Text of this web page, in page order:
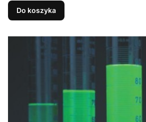
Do koszyka